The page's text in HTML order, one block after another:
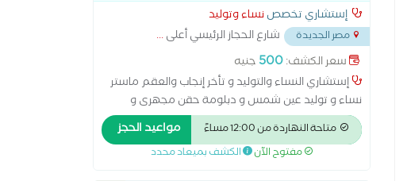
اخصاب مساعد قصر عينىإستشاري تخصصنساء وتوليد
مصر الجديدة شارع الحجاز الرئيسي أعلى...
سعر الكشف:500 جنيه
إستشاري النساء والتوليد و تأخر إنجاب والعقم ماستر
نساء و توليد عين شمس و دبلومة حقن مجهرى و
اخصاب مساعد قصر عينى استئصال المبيض اطفال
الانابيب الحقن المجهري الولادة الطبيعية الولادة
القيصرية تحليل بطانة الرحم رعاية ما قبل الولادة وبعدها
متاحة النهاردة من 12:00 مساءً مواعيد الحجز
مفتوح الآن الكشف بميعاد محدد